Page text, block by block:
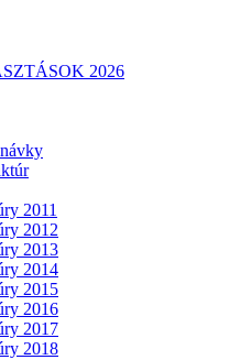
2026
2011
2012
2013
2014
2015
2016
2017
2018